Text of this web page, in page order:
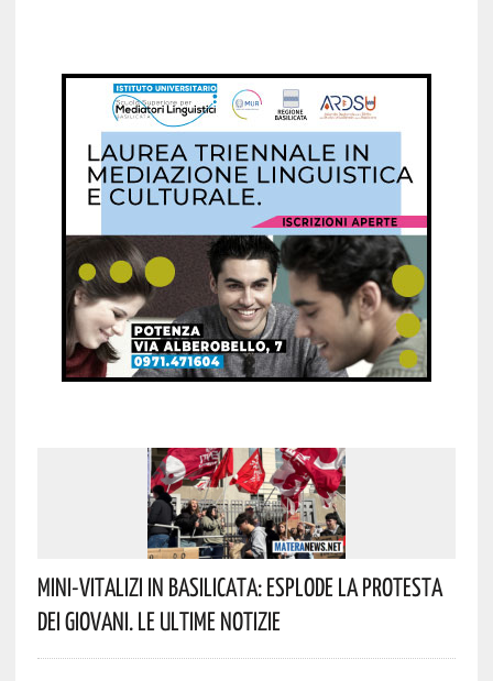
Mini-Vitalizi In Basilicata: Esplode La Protesta
Dei Giovani. Le Ultime Notizie